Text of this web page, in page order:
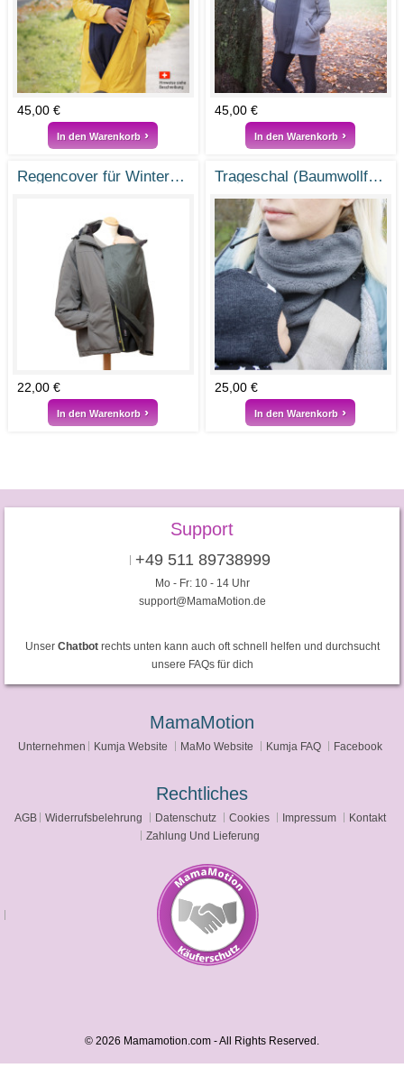
45,00 €
In den Warenkorb
45,00 €
In den Warenkorb
Regencover für Winter- und Sonnenkumja
22,00 €
In den Warenkorb
Trageschal (Baumwollfleece)
25,00 €
In den Warenkorb
Support
+49 511 89738999
Mo - Fr: 10 - 14 Uhr
support@MamaMotion.de
Unser Chatbotrechts unten kann auch oft schnell helfen und durchsucht
unsere FAQs für dich
MamaMotion
Unternehmen Kumja Website MaMo Website Kumja FAQ Facebook
Rechtliches
AGB Widerrufsbelehrung Datenschutz Cookies Impressum
Kontakt
Zahlung Und Lieferung
© 2026 Mamamotion.com - All Rights Reserved.